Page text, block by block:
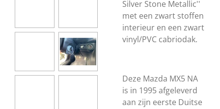
Silver Stone Metallic''
met een zwart stoffen
interieur en een zwart
vinyl/PVC cabriodak.
Deze Mazda MX5 NA
is in 1995 afgeleverd
aan zijn eerste Duitse